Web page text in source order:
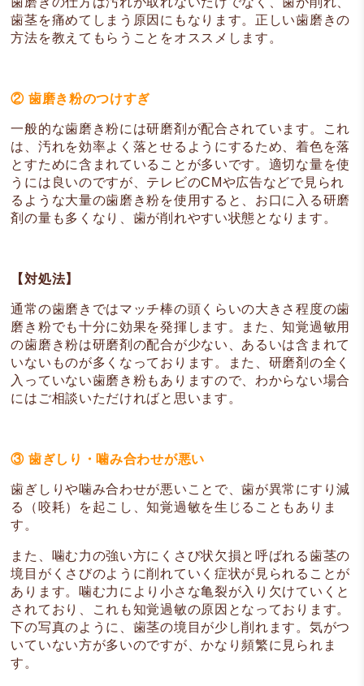
歯茎を痛めてしまう原因にもなります。正しい歯磨きの
方法を教えてもらうことをオススメします。
② 歯磨き粉のつけすぎ
一般的な歯磨き粉には研磨剤が配合されています。これ
は、汚れを効率よく落とせるようにするため、着色を落
とすために含まれていることが多いです。適切な量を使
うには良いのですが、テレビのCMや広告などで見られ
るような大量の歯磨き粉を使用すると、お口に入る研磨
剤の量も多くなり、歯が削れやすい状態となります。
【対処法】
通常の歯磨きではマッチ棒の頭くらいの大きさ程度の歯
磨き粉でも十分に効果を発揮します。また、知覚過敏用
の歯磨き粉は研磨剤の配合が少ない、あるいは含まれて
いないものが多くなっております。また、研磨剤の全く
入っていない歯磨き粉もありますので、わからない場合
にはご相談いただければと思います。
③ 歯ぎしり・噛み合わせが悪い
歯ぎしりや噛み合わせが悪いことで、歯が異常にすり減
る（咬耗）を起こし、知覚過敏を生じることもありま
す。
また、噛む力の強い方にくさび状欠損と呼ばれる歯茎の
境目がくさびのように削れていく症状が見られることが
あります。噛む力により小さな亀裂が入り欠けていくと
されており、これも知覚過敏の原因となっております。
下の写真のように、歯茎の境目が少し削れます。気がつ
いていない方が多いのですが、かなり頻繁に見られま
す。